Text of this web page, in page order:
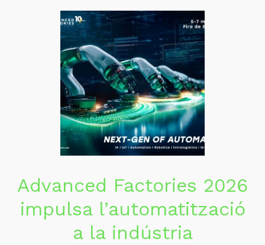
Advanced Factories 2026
impulsa l’automatització
a la indústria